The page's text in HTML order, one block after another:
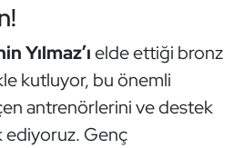
Yılmaz’ıelde ettiği bronz
kutluyor, bu önemli
antrenörlerini ve destek
ediyoruz. Genç